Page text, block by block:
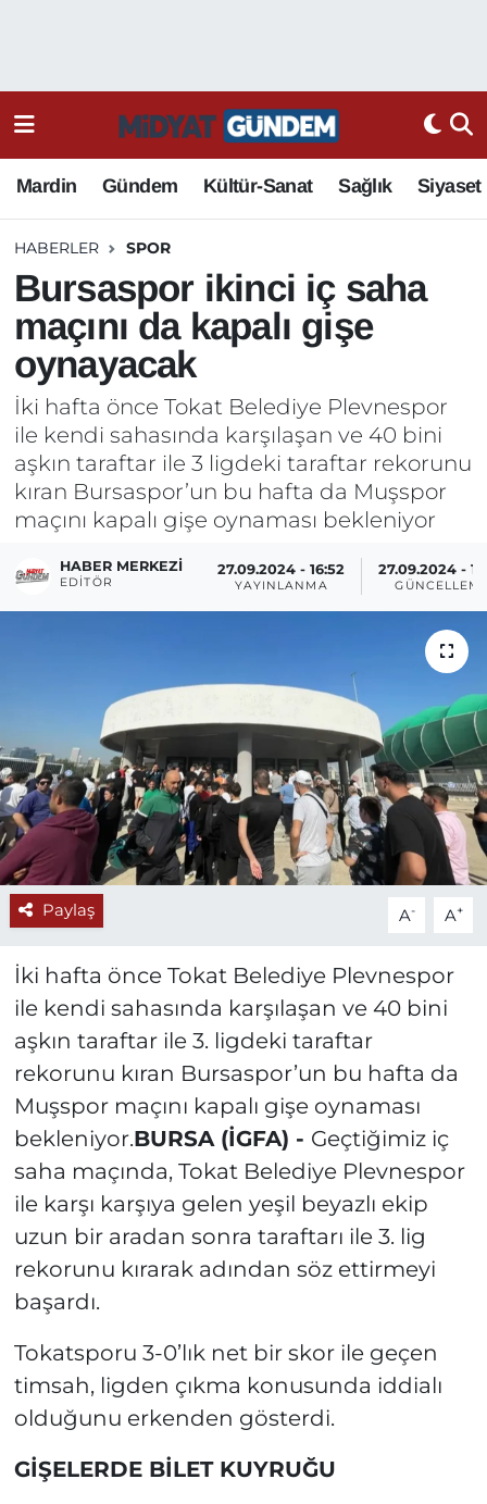
Mardin Gündem Kültür-Sanat Sağlık Siyaset
HABERLER SPOR
Bursaspor ikinci iç saha
maçını da kapalı gişe
oynayacak
İki hafta önce Tokat Belediye Plevnespor
ile kendi sahasında karşılaşan ve 40 bini
aşkın taraftar ile 3 ligdeki taraftar rekorunu
kıran Bursaspor’un bu hafta da Muşspor
maçını kapalı gişe oynaması bekleniyor
HABER MERKEZI
EDITÖR
27.09.2024 - 16:52
YAYINLANMA
27.09.2024 -
Paylaş A- A+
İki hafta önce Tokat Belediye Plevnespor
ile kendi sahasında karşılaşan ve 40 bini
aşkın taraftar ile 3. ligdeki taraftar
rekorunu kıran Bursaspor’un bu hafta da
Muşspor maçını kapalı gişe oynaması
bekleniyor.BURSA (İGFA) - Geçtiğimiz iç
saha maçında, Tokat Belediye Plevnespor
ile karşı karşıya gelen yeşil beyazlı ekip
uzun bir aradan sonra taraftarı ile 3. lig
rekorunu kırarak adından söz ettirmeyi
başardı.
Tokatsporu 3-0’lık net bir skor ile geçen
timsah, ligden çıkma konusunda iddialı
olduğunu erkenden gösterdi.
GİŞELERDE BİLET KUYRUĞU